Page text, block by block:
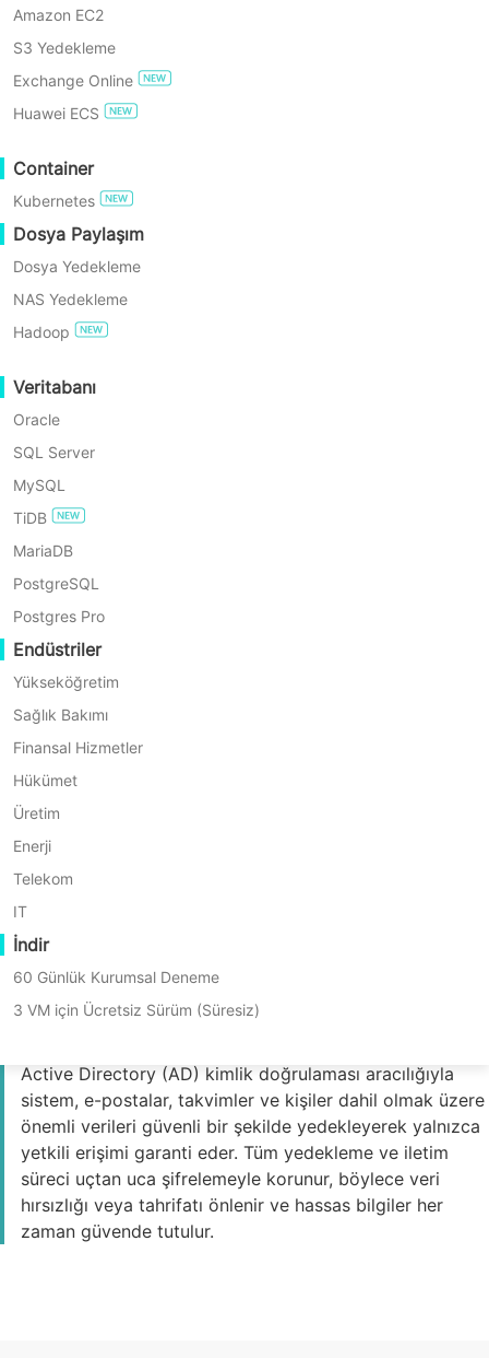
Buluta Yedekle
GDPR Uyumlu
Amazon EC2
S3 Yedekleme
Exchange Online
Huawei ECS
Container
Kubernetes
Dosya Paylaşım
Dosya Yedekleme
NAS Yedekleme
Hadoop
Veritabanı
Oracle
SQL Server
MySQL
TiDB
MariaDB
PostgreSQL
Postgres Pro
Endüstriler
Yükseköğretim
Sağlık Bakımı
Finansal Hizmetler
Hükümet
Üretim
Enerji
Telekom
IT
İndir
60 Günlük Kurumsal Deneme
3 VM için Ücretsiz Sürüm (Süresiz)
kolayca korumasına ve yönetmesine
yardımcı olur. Microsoft’un resmi
API’sini kullanarak karmaşık kurulum
gerektirmeyen ajansız yedekleme
görevleri etkili bir şekilde korur. Süreç
verimli ve sorunsuzdur, geleneksel
teknik karmaşıklığı ve kaynak
tüketimini önler, veri güvenliğini ve
kesintisiz iş sürekliliğini sağlar.
Exchange Online'un Temel
Şifrelenmiş ve Güvenilir Yedekleme
Vinchin, güvenlik ve güvenilirliğe odaklanarak Exchange
Active Directory (AD) kimlik doğrulaması aracılığıyla
sistem, e-postalar, takvimler ve kişiler dahil olmak üzere
önemli verileri güvenli bir şekilde yedekleyerek yalnızca
yetkili erişimi garanti eder. Tüm yedekleme ve iletim
süreci uçtan uca şifrelemeyle korunur, böylece veri
hırsızlığı veya tahrifatı önlenir ve hassas bilgiler her
zaman güvende tutulur.